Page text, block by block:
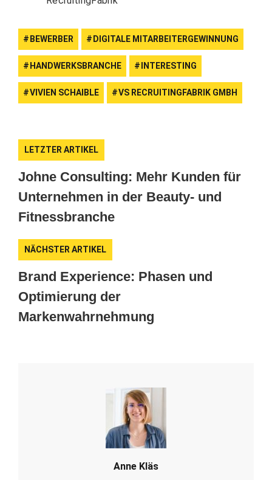
BEWERBER DIGITALE MITARBEITERGEWINNUNG
HANDWERKSBRANCHE INTERESTING
VIVIEN SCHAIBLE VS RECRUITINGFABRIK GMBH
LETZTER ARTIKEL
Johne Consulting: Mehr Kunden für
Unternehmen in der Beauty- und
Fitnessbranche
NÄCHSTER ARTIKEL
Brand Experience: Phasen und
Optimierung der
Markenwahrnehmung
Anne Kläs